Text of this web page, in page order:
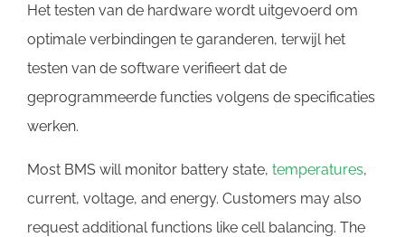
Het testen van de hardware wordt uitgevoerd om
optimale verbindingen te garanderen, terwijl het
testen van de software verifieert dat de
geprogrammeerde functies volgens de specificaties
werken.
Most BMS will monitor battery state, temperatures,
current, voltage, and energy. Customers may also
request additional functions like cell balancing. The